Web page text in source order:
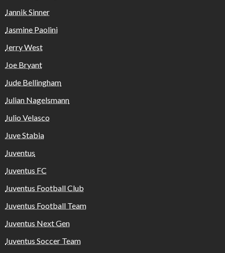
Jannik Sinner
Jasmine Paolini
Jerry West
Joe Bryant
Jude Bellingham
Julian Nagelsmann
Julio Velasco
Juve Stabia
Juventus
Juventus FC
Juventus Football Club
Juventus Football Team
Juventus Next Gen
Juventus Soccer Team